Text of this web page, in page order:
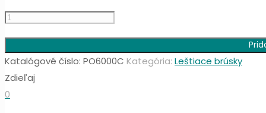
was:
359.00€.
is:
263.00€.
množstvo
brúska
Makita
PO6000C
Katalógové číslo: PO6000C Kategória: Leštiace brúsky
Zdieľaj
0